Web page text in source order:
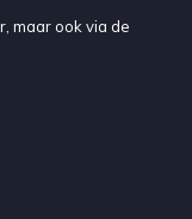
maar ook via de